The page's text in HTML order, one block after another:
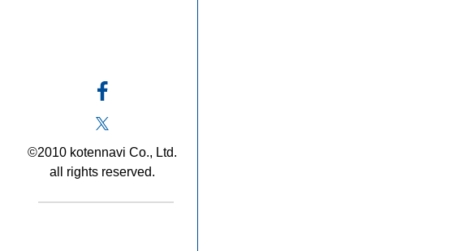
©2010 kotennavi Co., Ltd.
all rights reserved.